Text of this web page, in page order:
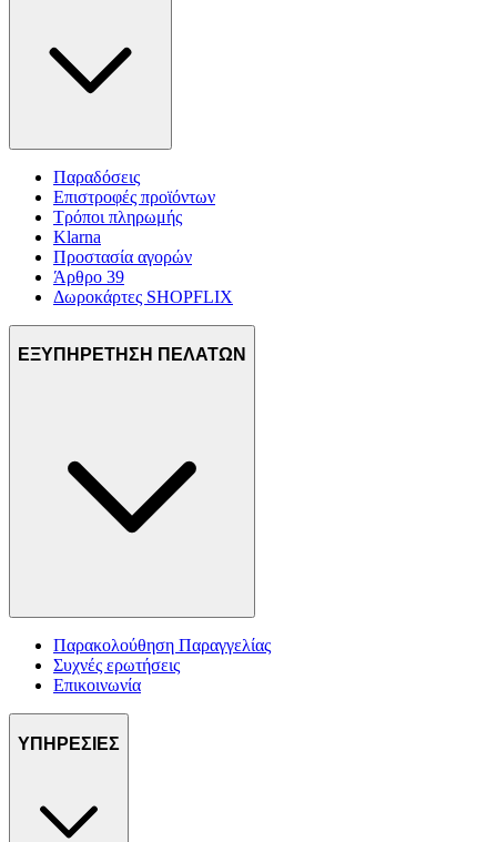
Παραδόσεις
Επιστροφές προϊόντων
Τρόποι πληρωμής
Klarna
Προστασία αγορών
Άρθρο 39
Δωροκάρτες SHOPFLIX
ΕΞΥΠΗΡΕΤΗΣΗ ΠΕΛΑΤΩΝ
Παρακολούθηση Παραγγελίας
Συχνές ερωτήσεις
Επικοινωνία
ΥΠΗΡΕΣΙΕΣ